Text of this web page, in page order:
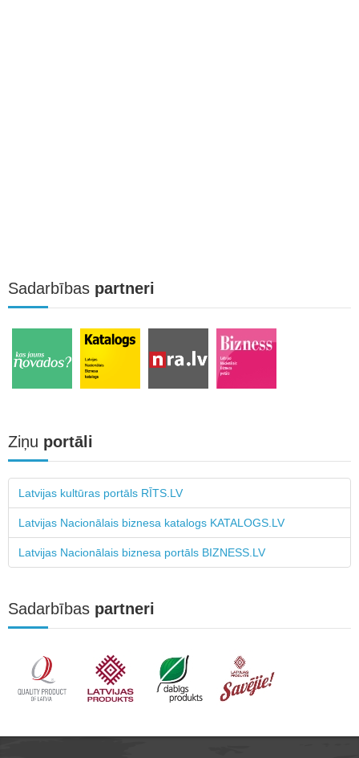
Sadarbības partneri
Ziņu portāli
Latvijas kultūras portāls RĪTS.LV
Latvijas Nacionālais biznesa katalogs KATALOGS.LV
Latvijas Nacionālais biznesa portāls BIZNESS.LV
Sadarbības partneri